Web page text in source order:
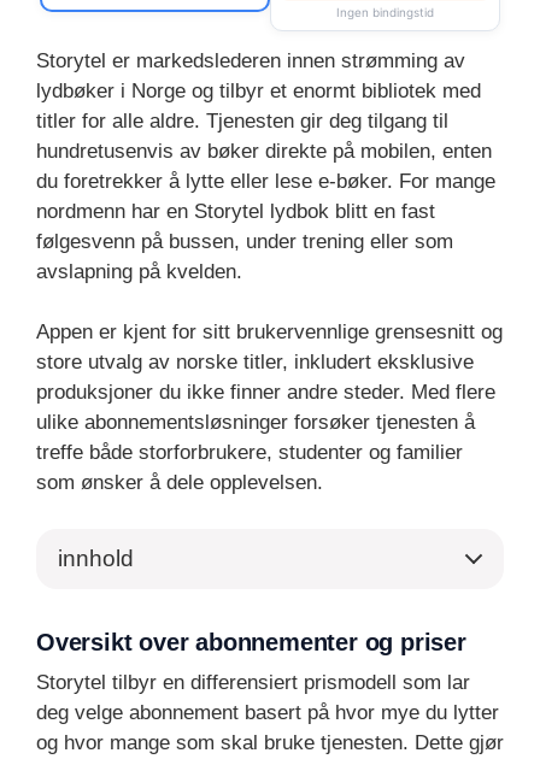
Ingen bindingstid
Storytel er markedslederen innen strømming av
lydbøker i Norge og tilbyr et enormt bibliotek med
titler for alle aldre. Tjenesten gir deg tilgang til
hundretusenvis av bøker direkte på mobilen, enten
du foretrekker å lytte eller lese e-bøker. For mange
nordmenn har en Storytel lydbok blitt en fast
følgesvenn på bussen, under trening eller som
avslapning på kvelden.
Appen er kjent for sitt brukervennlige grensesnitt og
store utvalg av norske titler, inkludert eksklusive
produksjoner du ikke finner andre steder. Med flere
ulike abonnementsløsninger forsøker tjenesten å
treffe både storforbrukere, studenter og familier
som ønsker å dele opplevelsen.
innhold
Oversikt over abonnementer og priser
Storytel tilbyr en differensiert prismodell som lar
deg velge abonnement basert på hvor mye du lytter
og hvor mange som skal bruke tjenesten. Dette gjør